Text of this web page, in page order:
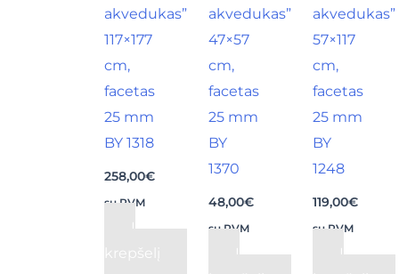
akvedukas”
117×177
cm,
facetas
25 mm
BY 1318
258,00€
su PVM
Į
krepšelį
akvedukas”
47×57
cm,
facetas
25 mm
BY
1370
48,00€
su PVM
Į
akvedukas”
57×117
cm,
facetas
25 mm
BY
1248
119,00€
su PVM
Į